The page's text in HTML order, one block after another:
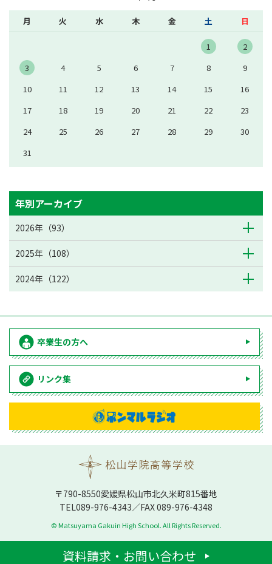
月 火 水 木 金 土 日
1
2
3
4 5 6 7 8
9
10
11 12 13 14 15
16
17
18 19 20 21 22
23
24
25 26 27 28 29
30
31
年別アーカイブ
2026年（93）
2025年（108）
2024年（122）
卒業生の方へ
リンク集
〒790-8550愛媛県松⼭市北久⽶町815番地
TEL089-976-4343／FAX 089-976-4348
© Matsuyama Gakuin High School. All Rights Reserved.
資料請求・お問い合わせ